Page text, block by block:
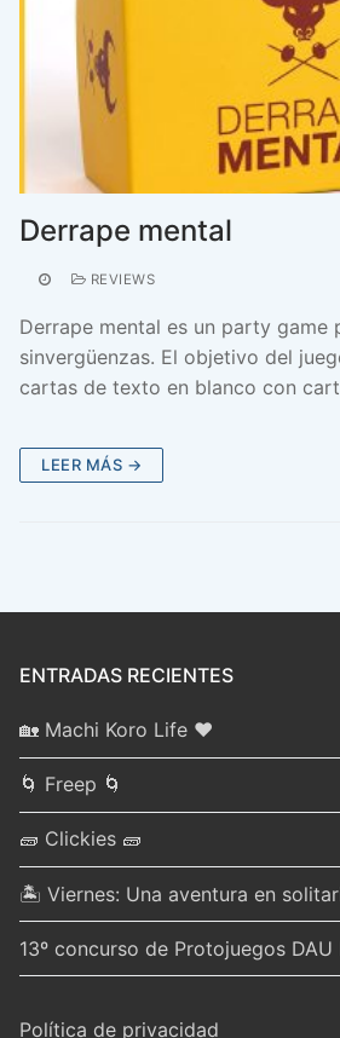
Derrape mental
REVIEWS
Derrape mental es un party game
sinvergüenzas. El objetivo del
cartas de texto en blanco con
LEER MÁS →
ENTRADAS RECIENTES
🏡 Machi Koro Life ❤️
🌀 Freep 🌀
🧱 Clickies 🧱
🏝️ Viernes: Una aventura en
13º concurso de Protojuegos DAU
Política de privacidad